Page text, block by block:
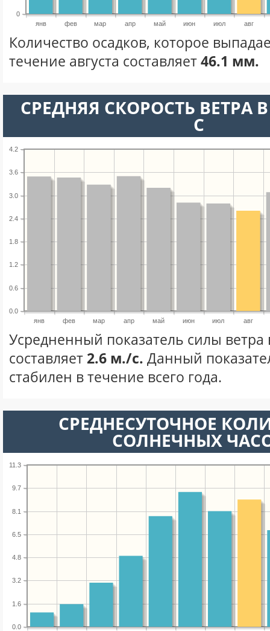
янв фев мар апр май июн июл авг
0
Количество осадков, которое
течение августа составляет46.1 мм.
СРЕДНЯЯ СКОРОСТЬ ВЕТРА
С
янв фев мар апр май июн июл авг
0.0
0.6
1.2
1.8
2.4
3.0
3.6
4.2
Усредненный показатель силы ветра
составляет 2.6 м./с. Данный
стабилен в течение всего года.
СРЕДНЕСУТОЧНОЕ
СОЛНЕЧНЫХ
0.0
1.6
3.2
4.8
6.5
8.1
9.7
11.3